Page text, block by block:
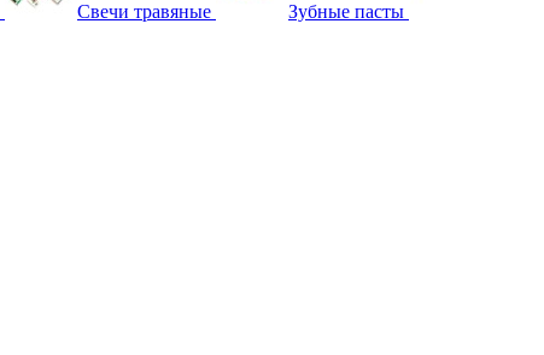
Свечи травяные Зубные пасты